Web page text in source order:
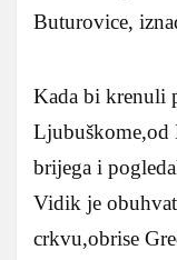
Buturovice,
Kada bi krenuli
Ljubuškome,od
brijega i
Vidik je
crkvu,obrise